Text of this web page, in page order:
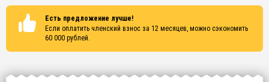
Есть предложение лучше!
Если оплатить членский взнос за 12 месяцев, можно сэкономить
60 000 рублей.
Сертификаты